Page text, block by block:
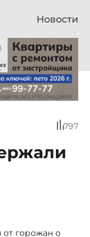
Новости
797
от горожан о